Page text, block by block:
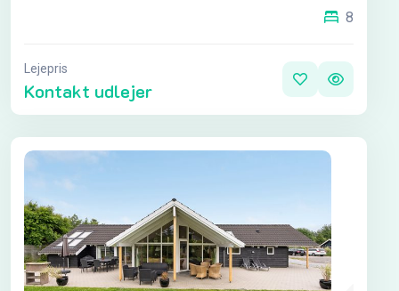
8
Lejepris
Kontakt udlejer